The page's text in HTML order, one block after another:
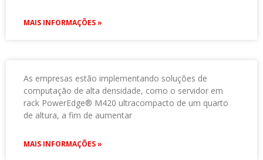
MAIS INFORMAÇÕES »
As empresas estão implementando soluções de
computação de alta densidade, como o servidor em
rack PowerEdge® M420 ultracompacto de um quarto
de altura, a fim de aumentar
MAIS INFORMAÇÕES »